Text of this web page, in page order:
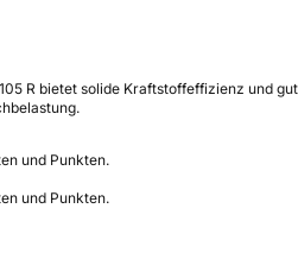
R bietet solide Kraftstoffeffizienz und
und Punkten.
und Punkten.